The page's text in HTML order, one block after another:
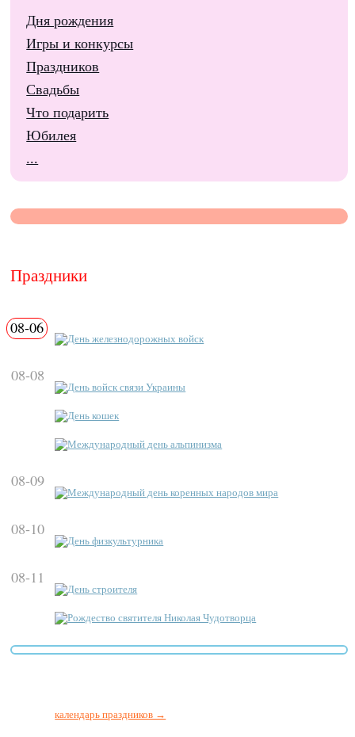
Дня рождения
Игры и конкурсы
Праздников
Свадьбы
Что подарить
Юбилея
...
Праздники
08-06
День железнодорожных войск
08-08
День войск связи Украины
День кошек
Международный день альпинизма
08-09
Международный день коренных народов мира
08-10
День физкультурника
08-11
День строителя
Рождество святителя Николая Чудотворца
календарь праздников →